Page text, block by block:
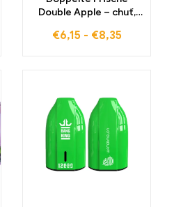
Double Apple – chuť,
nezabudnuteľným
€6,15 - €8,35